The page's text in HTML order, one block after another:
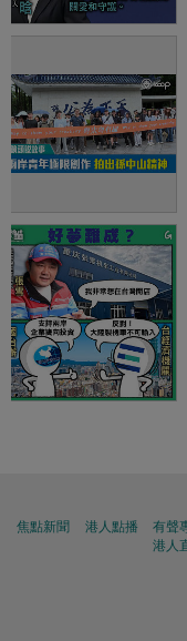
焦點新聞 港人點播
有聲
港人